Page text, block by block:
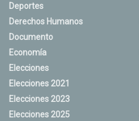
Deportes
Derechos Humanos
Documento
Economía
Elecciones
Elecciones 2021
Elecciones 2023
Elecciones 2025